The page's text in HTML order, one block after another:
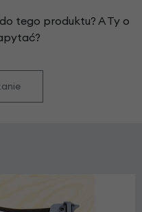
tego produktu? A Ty o